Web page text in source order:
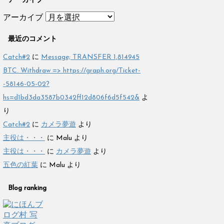
アーカイブ
最近のコメント
Catch#2 に Message; TRANSFER 1,814945
BTC. Withdraw => https://graph.org/Ticket-
-58146-05-02?
hs=d1bd3da3587b0342ff12d806f6d5f542& よ
り
Catch#2 に カメラ夢遊 より
主役は・・・
に Malu より
主役は・・・
に カメラ夢遊 より
五色の紅葉 に Malu より
Blog ranking